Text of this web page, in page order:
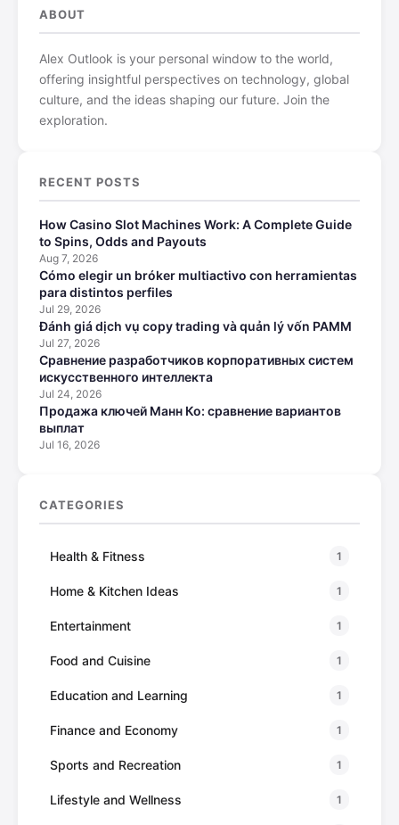
ABOUT
Alex Outlook is your personal window to the world,
offering insightful perspectives on technology, global
culture, and the ideas shaping our future. Join the
exploration.
RECENT POSTS
How Casino Slot Machines Work: A Complete Guide
to Spins, Odds and Payouts
Aug 7, 2026
Cómo elegir un bróker multiactivo con herramientas
para distintos perfiles
Jul 29, 2026
Đánh giá dịch vụ copy trading và quản lý vốn PAMM
Jul 27, 2026
Сравнение разработчиков корпоративных систем
искусственного интеллекта
Jul 24, 2026
Продажа ключей Манн Ко: сравнение вариантов
выплат
Jul 16, 2026
CATEGORIES
Health & Fitness 1
Home & Kitchen Ideas 1
Entertainment 1
Food and Cuisine 1
Education and Learning 1
Finance and Economy 1
Sports and Recreation 1
Lifestyle and Wellness 1